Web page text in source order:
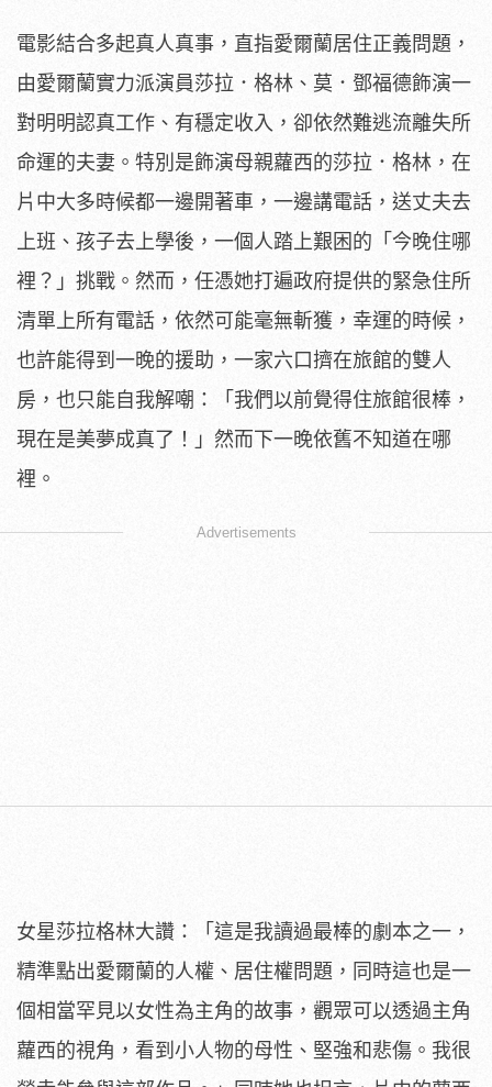
電影結合多起真人真事， 直指愛爾蘭居住正義問題，
由愛爾蘭實力派演員莎拉．格林、莫． 鄧福德飾演一
對明明認真工作、有穩定收入， 卻依然難逃流離失所
命運的夫妻。特別是飾演母親蘿西的莎拉．格林 ，在
片中大多時候都一邊開著車，一邊講電話，送丈夫去
上班、 孩子去上學後，一個人踏上艱困的「今晚住哪
裡？」挑戰。然而， 任憑她打遍政府提供的緊急住所
清單上所有電話， 依然可能毫無斬獲，幸運的時候，
也許能得到一晚的援助， 一家六口擠在旅館的雙人
房，也只能自我解嘲：「 我們以前覺得住旅館很棒，
現在是美夢成真了！」 然而下一晚依舊不知道在哪
裡。
Advertisements
女星莎拉格林大讚：「這是我讀過最棒的劇本之一，
精準點出愛爾蘭的人權、居住權問題， 同時這也是一
個相當罕見以女性為主角的故事， 觀眾可以透過主角
蘿西的視角，看到小人物的母性、堅強和悲傷。 我很